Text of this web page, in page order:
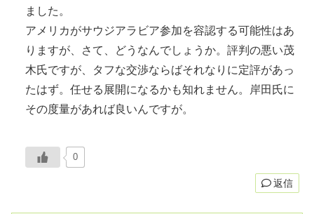
ました。
アメリカがサウジアラビア参加を容認する可能性はあ
りますが、さて、どうなんでしょうか。評判の悪い茂
木氏ですが、タフな交渉ならばそれなりに定評があっ
たはず。任せる展開になるかも知れません。岸田氏に
その度量があれば良いんですが。
0
返信